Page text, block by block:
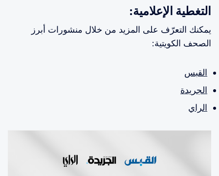
التغطية الإعلامية:
يمكنك التعرّف على المزيد من خلال منشورات أبرز
الصحف الكويتية:
القبس
الجريدة
الراي